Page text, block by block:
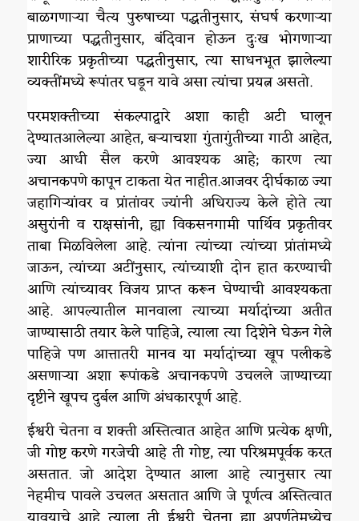
बाळगणाऱ्या चैत्य पुरुषाच्या पद्धतीनुसार, संघर्ष करणाऱ्या
प्राणाच्या पद्धतीनुसार, बंदिवान होऊन दुःख भोगणाऱ्या
शारीरिक प्रकृतीच्या पद्धतीनुसार, त्या साधनभूत झालेल्या
व्यक्तींमध्ये रूपांतर घडून यावे असा त्यांचा प्रयत्न असतो.
परमशक्तीच्या संकल्पाद्वारे अशा काही अटी घालून
देण्यातआलेल्या आहेत, बऱ्याचशा गुंतागुंतीच्या गाठी आहेत,
ज्या आधी सैल करणे आवश्यक आहे; कारण त्या
अचानकपणे कापून टाकता येत नाहीत.आजवर दीर्घकाळ ज्या
जहागिऱ्यांवर व प्रांतांवर ज्यांनी अधिराज्य केले होते त्या
असुरांनी व राक्षसांनी, ह्या विकसनगामी पार्थिव प्रकृतीवर
ताबा मिळविलेला आहे. त्यांना त्यांच्या त्यांच्या प्रांतांमध्ये
जाऊन, त्यांच्या अटींनुसार, त्यांच्याशी दोन हात करण्याची
आणि त्यांच्यावर विजय प्राप्त करून घेण्याची आवश्यकता
आहे. आपल्यातील मानवाला त्याच्या मर्यादांच्या अतीत
जाण्यासाठी तयार केले पाहिजे, त्याला त्या दिशेने घेऊन गेले
पाहिजे पण आत्तातरी मानव या मर्यादांच्या खूप पलीकडे
असणाऱ्या अशा रूपांकडे अचानकपणे उचलले जाण्याच्या
दृष्टीने खूपच दुर्बल आणि अंधकारपूर्ण आहे.
ईश्वरी चेतना व शक्ती अस्तित्वात आहेत आणि प्रत्येक क्षणी,
जी गोष्ट करणे गरजेची आहे ती गोष्ट, त्या परिश्रमपूर्वक करत
असतात. जो आदेश देण्यात आला आहे त्यानुसार त्या
नेहमीच पावले उचलत असतात आणि जे पूर्णत्व अस्तित्वात